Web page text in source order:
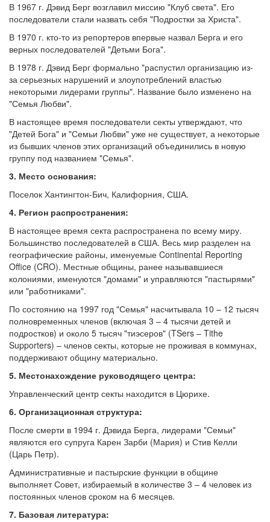
В 1967 г. Дэвид Берг возглавил миссию "Клуб света". Его
последователи стали назвать себя "Подростки за Христа".
В 1970 г. кто-то из репортеров впервые назвал Берга и его
верных последователей "Детьми Бога".
В 1978 г. Дэвид Берг формально "распустил организацию из-
за серьезных нарушений и злоупотреблений властью
некоторыми лидерами группы". Название было изменено на
"Семья Любви".
В настоящее время последователи секты утверждают, что
"Детей Бога" и "Семьи Любви" уже не существует, а некоторые
из бывших членов этих организаций объединились в новую
группу под названием "Семья".
3. Место основания:
Поселок Хантингтон-Бич, Калифорния, США.
4. Регион распространения:
В настоящее время секта распространена по всему миру.
Большинство последователей в США. Весь мир разделен на
географические районы, именуемые Continental Reporting
Office (CRO). Местные общины, ранее называвшиеся
колониями, именуются "домами" и управляются "пастырями"
или "работниками".
По состоянию на 1997 год "Семья" насчитывала 10 – 12 тысяч
полновременных членов (включая 3 – 4 тысячи детей и
подростков) и около 5 тысяч "тиэсеров" (TSers – Tithe
Supporters) – членов секты, которые не проживая в коммунах,
поддерживают общину материально.
5. Местонахождение руководящего центра:
Управленческий центр секты находится в Цюрихе.
6. Организационная структура:
После смерти в 1994 г. Дэвида Берга, лидерами "Семьи"
являются его супруга Карен Зарби (Мария) и Стив Келли
(Царь Петр).
Административные и пастырские функции в общине
выполняет Совет, избираемый в количестве 3 – 4 человек из
постоянных членов сроком на 6 месяцев.
7. Базовая литература: